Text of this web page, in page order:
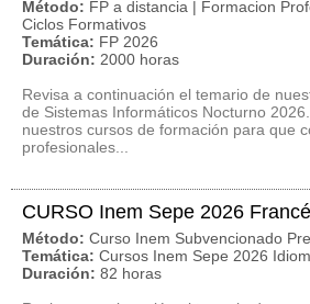
Método: FP a distancia | Formacion
Ciclos Formativos
Temática: FP 2026
Duración: 2000 horas
Revisa a continuación el temario de
de Sistemas Informáticos Nocturno
nuestros cursos de formación para que
profesionales...
CURSO Inem Sepe 2026
Método: Curso Inem Subvencionado
Temática: Cursos Inem Sepe 2026
Duración: 82 horas